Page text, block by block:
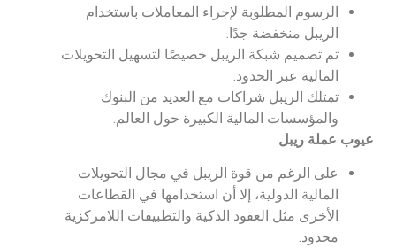
الرسوم المطلوبة لإجراء المعاملات باستخدام
الريبل منخفضة جدًا.
تم تصميم شبكة الريبل خصيصًا لتسهيل التحويلات
المالية عبر الحدود.
تمتلك الريبل شراكات مع العديد من البنوك
والمؤسسات المالية الكبيرة حول العالم.
عيوب عملة ريبل
على الرغم من قوة الريبل في مجال التحويلات
المالية الدولية، إلا أن استخدامها في القطاعات
الأخرى مثل العقود الذكية والتطبيقات اللامركزية
محدود.